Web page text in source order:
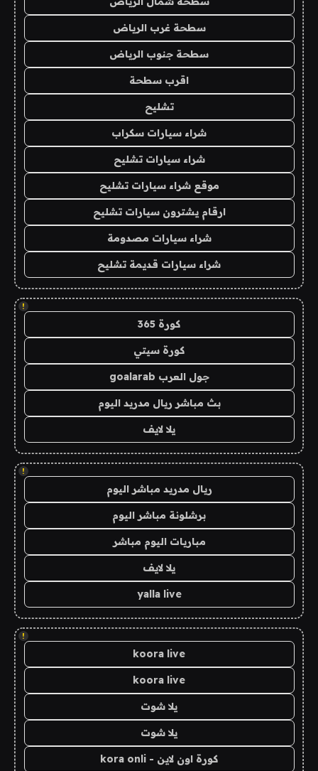
سطحة غرب الرياض
سطحة جنوب الرياض
اقرب سطحة
تشليح
شراء سيارات سكراب
شراء سيارات تشليح
موقع شراء سيارات تشليح
ارقام يشترون سيارات تشليح
شراء سيارات مصدومة
شراء سيارات قديمة تشليح
!
كورة 365
كورة سيتي
جول العرب goalarab
بث مباشر ريال مدريد اليوم
يلا لايف
!
ريال مدريد مباشر اليوم
برشلونة مباشر اليوم
مباريات اليوم مباشر
يلا لايف
yalla live
!
koora live
koora live
يلا شوت
يلا شوت
كورة اون لاين - kora onli